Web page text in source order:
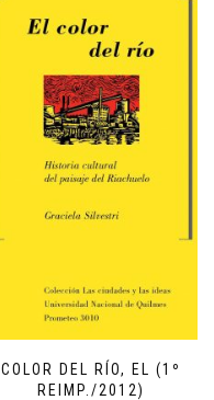
COLOR DEL RÍO, EL (1º
REIMP./2012)